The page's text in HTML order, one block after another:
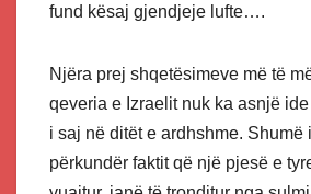
fund kësaj gjendjeje lufte….
Njëra prej shqetësimeve më të
qeveria e Izraelit nuk ka asnjë
i saj në ditët e ardhshme. Shumë
përkundër faktit që një pjesë e